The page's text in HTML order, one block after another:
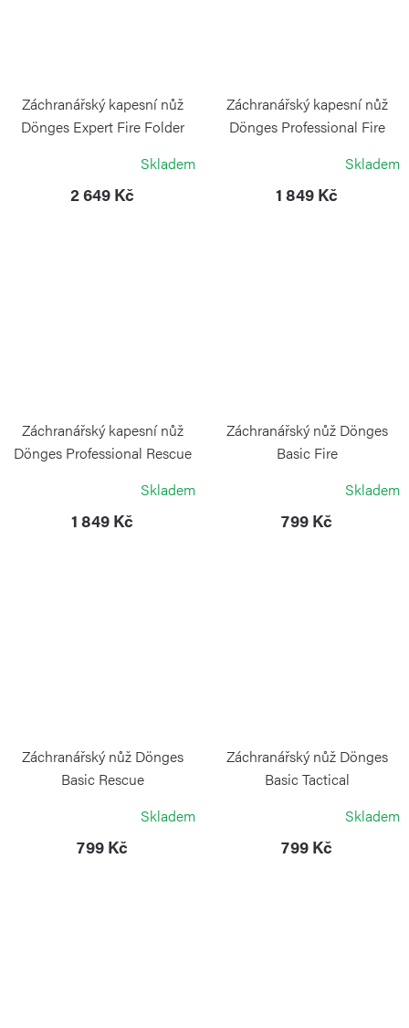
Záchranářský kapesní nůž
Dönges Expert Fire Folder
Skladem
2 649 Kč
Záchranářský kapesní nůž
Dönges Professional Fire
Skladem
1 849 Kč
Záchranářský kapesní nůž
Dönges Professional Rescue
Skladem
1 849 Kč
Záchranářský nůž Dönges
Basic Fire
Skladem
799 Kč
Záchranářský nůž Dönges
Basic Rescue
Skladem
799 Kč
Záchranářský nůž Dönges
Basic Tactical
Skladem
799 Kč